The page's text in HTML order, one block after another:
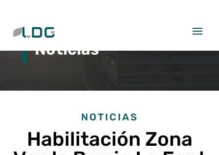
Noticias
NOTICIAS
Habilitación Zona